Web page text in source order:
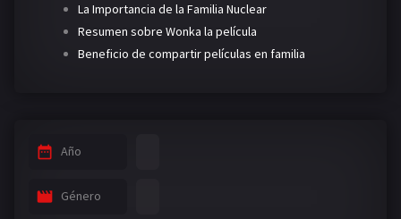
La Importancia de la Familia Nuclear
Resumen sobre Wonka la película
Beneficio de compartir películas en familia
Año
Género